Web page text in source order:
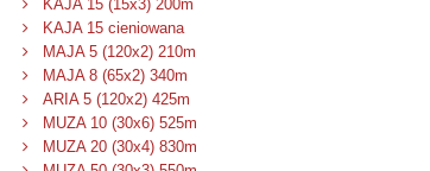
KAJA 15 (15x3) 200m
KAJA 15 cieniowana
MAJA 5 (120x2) 210m
MAJA 8 (65x2) 340m
ARIA 5 (120x2) 425m
MUZA 10 (30x6) 525m
MUZA 20 (30x4) 830m